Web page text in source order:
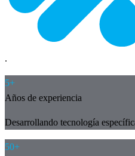
.
5+
Años de experiencia
Desarrollando tecnología
50+